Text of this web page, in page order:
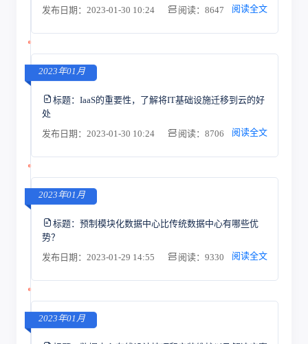
发布日期：2023-01-30 10:24
阅读：8647 阅读全文
2023年01月
标题： IaaS的重要性，了解将IT基础设施迁移到云的好
处
发布日期：2023-01-30 10:24
阅读：8706 阅读全文
2023年01月
标题： 预制模块化数据中心比传统数据中心有哪些优
势？
发布日期：2023-01-29 14:55
阅读：9330 阅读全文
2023年01月